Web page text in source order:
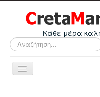
Κάθε μέρα
Αναζήτηση...
Εναλλαγή
πλοήγησης